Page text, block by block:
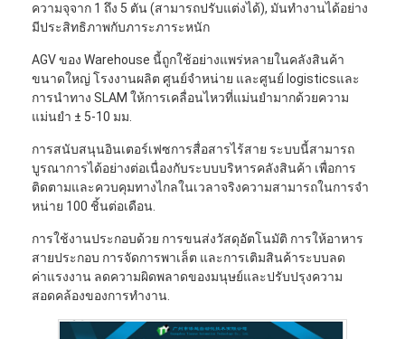
ความจุจาก 1 ถึง 5 ตัน (สามารถปรับแต่งได้), มันทํางานได้อย่าง
มีประสิทธิภาพกับภาระภาระหนัก
AGV ของ Warehouse นี้ถูกใช้อย่างแพร่หลายในคลังสินค้า
ขนาดใหญ่ โรงงานผลิต ศูนย์จําหน่าย และศูนย์ logisticsและ
การนําทาง SLAM ให้การเคลื่อนไหวที่แม่นยํามากด้วยความ
แม่นยํา ± 5-10 มม.
การสนับสนุนอินเตอร์เฟซการสื่อสารไร้สาย ระบบนี้สามารถ
บูรณาการได้อย่างต่อเนื่องกับระบบบริหารคลังสินค้า เพื่อการ
ติดตามและควบคุมทางไกลในเวลาจริงความสามารถในการจํา
หน่าย 100 ชิ้นต่อเดือน.
การใช้งานประกอบด้วย การขนส่งวัสดุอัตโนมัติ การให้อาหาร
สายประกอบ การจัดการพาเล็ต และการเติมสินค้าระบบลด
ค่าแรงงาน ลดความผิดพลาดของมนุษย์และปรับปรุงความ
สอดคล้องของการทํางาน.